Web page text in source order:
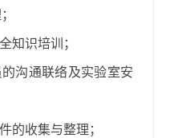
知识培训；
沟通联络及实验室安
收集与整理；